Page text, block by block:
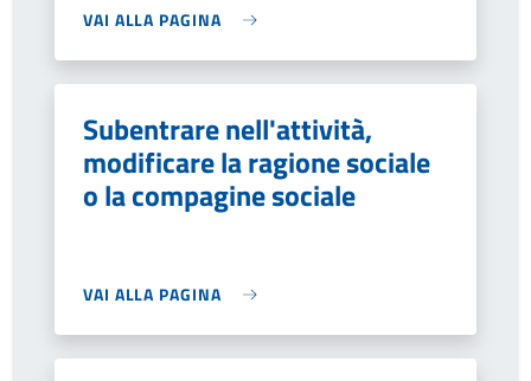
VAI ALLA PAGINA
Subentrare nell'attività,
modificare la ragione sociale
o la compagine sociale
VAI ALLA PAGINA